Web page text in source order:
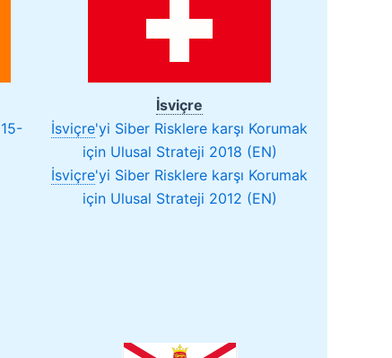
İsviçre
İsviçre'yi Siber Risklere karşı Korumak
için Ulusal Strateji 2018 (EN)
İsviçre'yi Siber Risklere karşı Korumak
için Ulusal Strateji 2012 (EN)